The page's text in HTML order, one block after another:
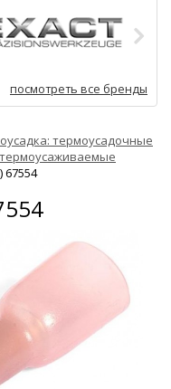
посмотреть все бренды
термоусадочные
термоусаживаемые
67554